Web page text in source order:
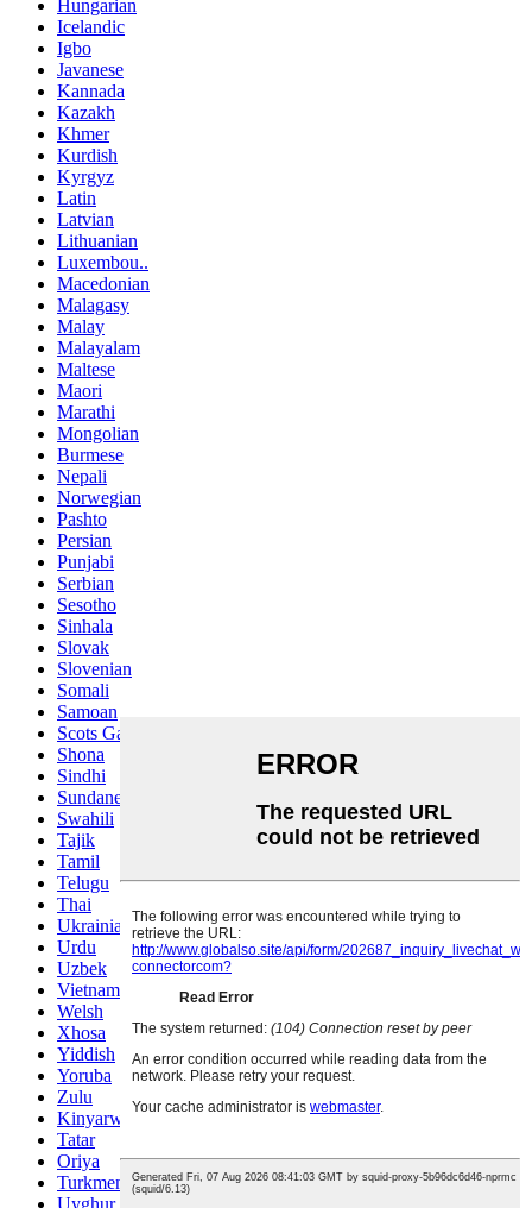
Hungarian
Icelandic
Igbo
Javanese
Kannada
Kazakh
Khmer
Kurdish
Kyrgyz
Latin
Latvian
Lithuanian
Luxembou..
Macedonian
Malagasy
Malay
Malayalam
Maltese
Maori
Marathi
Mongolian
Burmese
Nepali
Norwegian
Pashto
Persian
Punjabi
Serbian
Sesotho
Sinhala
Slovak
Slovenian
Somali
Samoan
Scots Gaelic
Shona
Sindhi
Sundanese
Swahili
Tajik
Tamil
Telugu
Thai
Ukrainian
Urdu
Uzbek
Vietnamese
Welsh
Xhosa
Yiddish
Yoruba
Zulu
Kinyarwanda
Tatar
Oriya
Turkmen